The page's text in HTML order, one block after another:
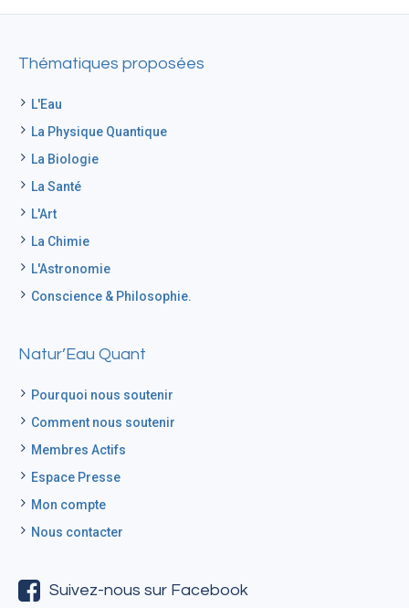
Thématiques proposées
L'Eau
La Physique Quantique
La Biologie
La Santé
L'Art
La Chimie
L'Astronomie
Conscience & Philosophie.
Natur’Eau Quant
Pourquoi nous soutenir
Comment nous soutenir
Membres Actifs
Espace Presse
Mon compte
Nous contacter
Suivez-nous sur Facebook